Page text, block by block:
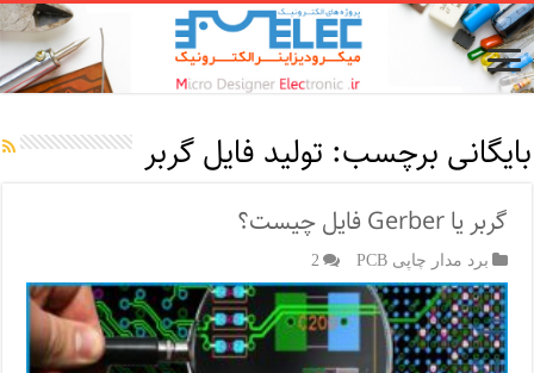
بایگانی برچسب: تولید فایل گربر
گربر یا Gerber فایل چیست؟
برد مدار چاپی PCB 2